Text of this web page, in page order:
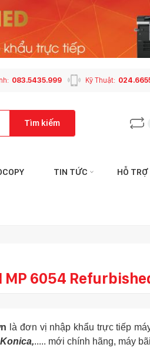
Kỹ Thuật:
083.5435.999
Tìm kiếm
TIN TỨC HỖ
MP 6054
là đơn vị nhập khẩu trực tiếp
..... mới chính hãng, máy